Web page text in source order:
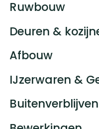
Ruwbouw
Deuren &
Afbouw
IJzerwaren &
Buitenverblijven